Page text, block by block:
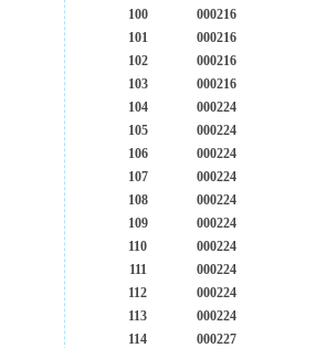
100
000216
101
000216
102
000216
103
000216
104
000224
105
000224
106
000224
107
000224
108
000224
109
000224
110
000224
111
000224
112
000224
113
000224
114
000227